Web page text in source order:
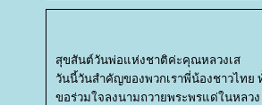
สุขสันต์วันพ่อแห่งชาติค่ะคุณหลวงเส
วันนี้วันสำคัญของพวกเราพี่น้องชาวไทย
ขอร่วมใจลงนามถวายพระพรแด่ในหลว